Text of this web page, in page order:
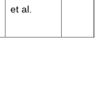
et al.